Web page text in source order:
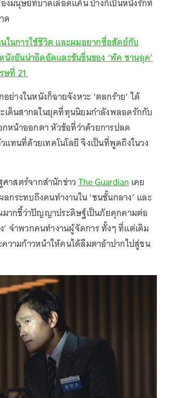
ด
ในการใช้ชีวิต และผมอยากซื่อสัตย์กับ
งอันน่าอึดอัดและขันขื่นของ ‘พัค ชานอุค’
ษที่ 21
ย่างในหนังก็ฉายจังหวะ ‘ตลกร้าย’ ได้
เด็นสากลในยุคที่ทุนนิยมกำลังพลอดรักกับ
น้าออกตา หัวข้อที่ว่าด้วยการปลด
ทนที่ด้วยเทคโนโลยี จึงเป็นที่พูดถึงในวง
ศาสตร์จากสำนักข่าวThe Guardianเคย
ลกระทบถึงคนทำงานใน ‘ชนชั้นกลาง’ และ
มากชี้ว่าปัญญาประดิษฐ์เป็นภัยคุกคามต่อ
จำพวกคนทำงานผู้จัดการ ทั้งๆ ที่แต่เดิม
วามก้าวหน้าให้คนได้ลืมตาอ้าปากไปสู่ชน